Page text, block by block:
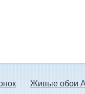
Живые обои